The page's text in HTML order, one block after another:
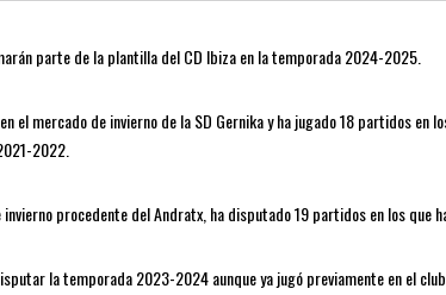
parte de la plantilla del CD Ibiza en la temporada 2024-2025.
el mercado de invierno de la SD Gernika y ha jugado 18 partidos en
2022.
procedente del Andratx, ha disputado 19 partidos en los que
la temporada 2023-2024 aunque ya jugó previamente en el